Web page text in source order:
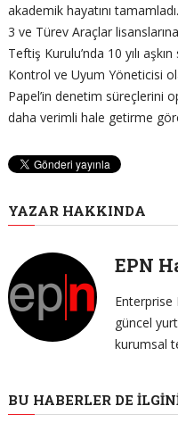
akademik hayatını
3 ve Türev Araçlar
Teftiş Kurulu’nda 10 yılı
Kontrol ve Uyum Yöneticisi
Papel’in denetim süreçlerini
daha verimli hale getirme
YAZAR HAKKINDA
EPN
güncel
kurumsal
BU HABERLER DE